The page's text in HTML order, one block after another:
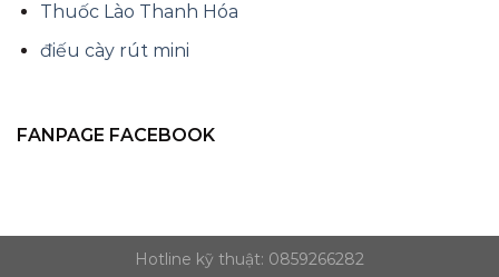
Thuốc Lào Thanh Hóa
điếu cày rút mini
FANPAGE FACEBOOK
Hotline kỹ thuật: 0859266282